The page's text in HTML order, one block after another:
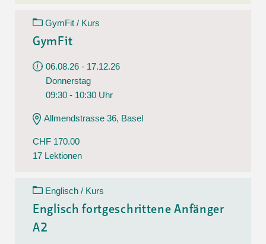
GymFit / Kurs
GymFit
06.08.26 - 17.12.26
Donnerstag
09:30 - 10:30 Uhr
Allmendstrasse 36, Basel
CHF 170.00
17 Lektionen
Englisch / Kurs
Englisch fortgeschrittene Anfänger
A2